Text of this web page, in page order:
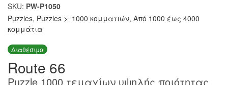
SKU: PW-P1050
Puzzles, Puzzles >=1000 κομματιών, Από 1000 έως 4000
κομμάτια
Διαθέσιμο
Route 66
Puzzle 1000 τεμαχίων υψηλής ποιότητας.